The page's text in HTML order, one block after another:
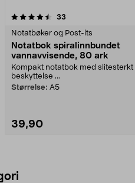
33
Notatbøker og Post-its
Notatbok spiralinnbundet
vannavvisende, 80 ark
Kompakt notatbok med slitesterkt
beskyttelse ...
Størrelse: A5
39,90